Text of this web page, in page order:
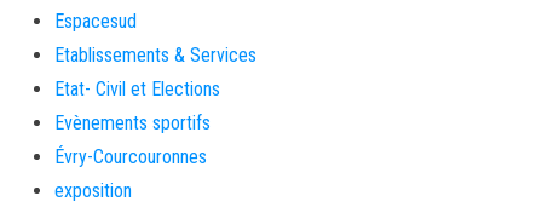
Espacesud
Etablissements & Services
Etat- Civil et Elections
Evènements sportifs
Évry-Courcouronnes
exposition